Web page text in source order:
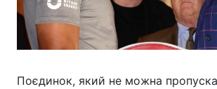
Поєдинок, який не можна